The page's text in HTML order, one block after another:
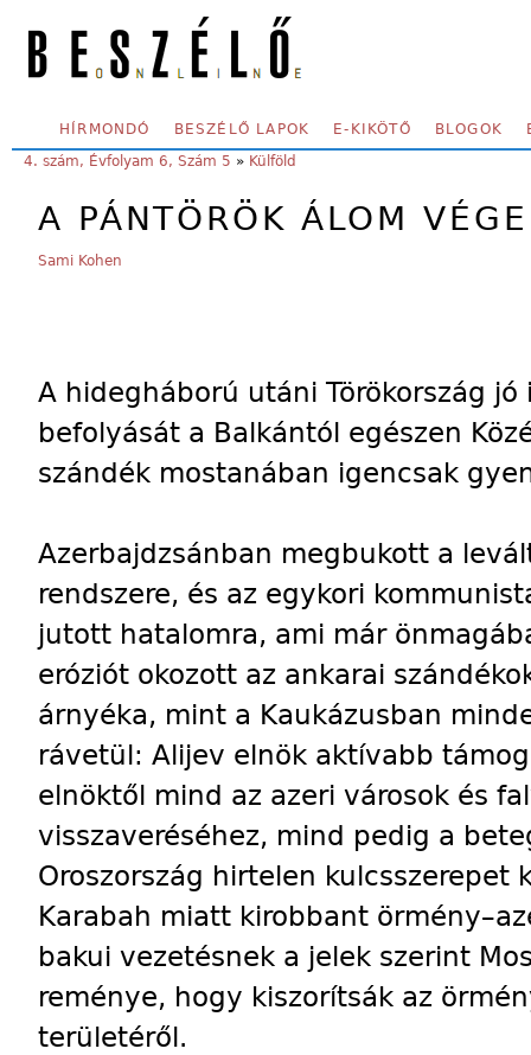
SECONDARY MENU
HÍRMONDÓ BESZÉLŐ LAPOK E-KIKÖTŐ BLOGOK
YOU ARE HERE:
4. szám, Évfolyam 6, Szám 5 » Külföld
A PÁNTÖRÖK ÁLOM VÉGE
Sami Kohen
A hidegháború utáni Törökország
befolyását a Balkántól egészen
szándék mostanában igencsak
Azerbajdzsánban megbukott a
rendszere, és az egykori
jutott hatalomra, ami már
eróziót okozott az ankarai
árnyéka, mint a Kaukázusban
rávetül: Alijev elnök aktívabb
elnöktől mind az azeri városok és
visszaveréséhez, mind pedig a
Oroszország hirtelen kulcsszerepet
Karabah miatt kirobbant
bakui vezetésnek a jelek szerint
reménye, hogy kiszorítsák az
területéről.